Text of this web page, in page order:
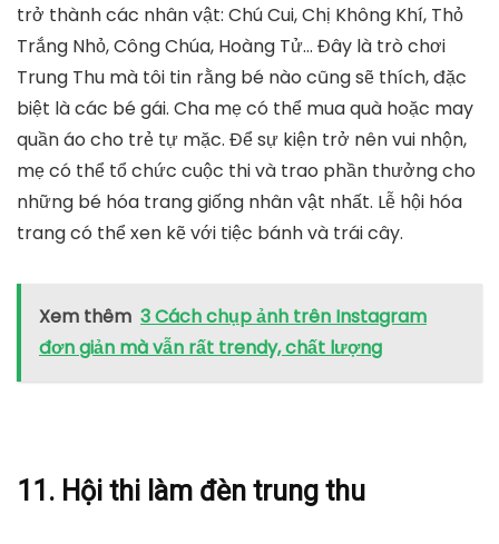
trở thành các nhân vật: Chú Cui, Chị Không Khí, Thỏ
Trắng Nhỏ, Công Chúa, Hoàng Tử… Đây là trò chơi
Trung Thu mà tôi tin rằng bé nào cũng sẽ thích, đặc
biệt là các bé gái. Cha mẹ có thể mua quà hoặc may
quần áo cho trẻ tự mặc. Để sự kiện trở nên vui nhộn,
mẹ có thể tổ chức cuộc thi và trao phần thưởng cho
những bé hóa trang giống nhân vật nhất. Lễ hội hóa
trang có thể xen kẽ với tiệc bánh và trái cây.
Xem thêm 3 Cách chụp ảnh trên Instagram
đơn giản mà vẫn rất trendy, chất lượng
11. Hội thi làm đèn trung thu